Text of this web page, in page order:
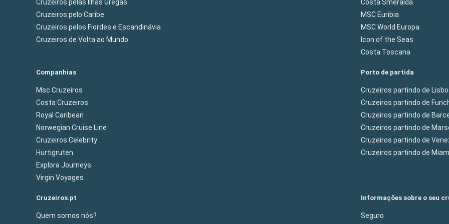
Cruzeiros pelas Ilhas Gregas
Cruzeiros pelo Caribe
Cruzeiros pelos Fiordes e Escandinávia
Cruzeiros de Volta ao Mundo
Costa Smeralda
MSC Euribia
MSC World Europa
Icon of the Seas
Costa Toscana
Companhias
Msc Cruzeiros
Costa Cruzeiros
Royal Caribean
Norwegian Cruise Line
Cruzeiros Celebrity
Hurtigruten
Explora Journeys
Virgin Voyages
Porto de partida
Cruzeiros partindo de
Cruzeiros partindo de
Cruzeiros partindo de
Cruzeiros partindo de
Cruzeiros partindo de
Cruzeiros partindo de Miam
Cruzeiros.pt
Quem somos nós?
Informações sobre o seu
Seguro